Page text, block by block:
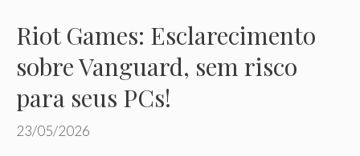
Riot Games: Esclarecimento
sobre Vanguard, sem risco
para seus PCs!
23/05/2026